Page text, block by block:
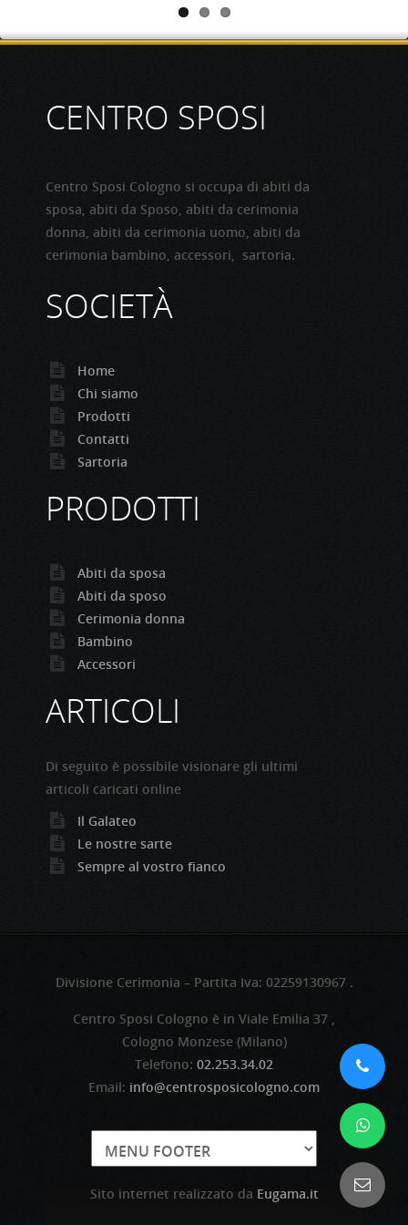
CENTRO SPOSI
Centro Sposi Cologno si occupa di abiti da
sposa, abiti da Sposo, abiti da cerimonia
donna, abiti da cerimonia uomo, abiti da
cerimonia bambino, accessori, sartoria.
SOCIETÀ
Home
Chi siamo
Prodotti
Contatti
Sartoria
PRODOTTI
Abiti da sposa
Abiti da sposo
Cerimonia donna
Bambino
Accessori
ARTICOLI
Di seguito è possibile visionare gli ultimi
articoli caricati online
Il Galateo
Le nostre sarte
Sempre al vostro fianco
Divisione Cerimonia – Partita Iva: 02259130967 .
Centro Sposi Cologno è in Viale Emilia 37 ,
Cologno Monzese (Milano)
Telefono: 02.253.34.02
Email: info@centrosposicologno.com
Sito internet realizzato da Eugama.it